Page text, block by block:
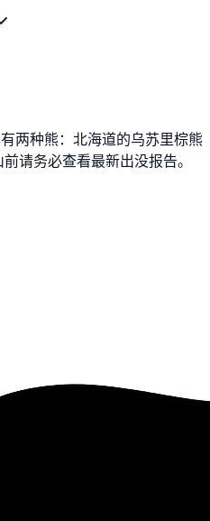
两种熊：北海道的乌苏里棕熊
请务必查看最新出没报告。